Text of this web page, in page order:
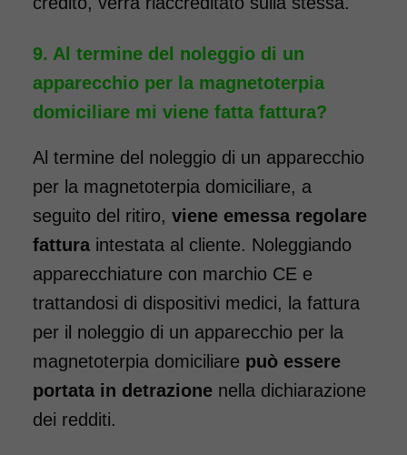
Al termine del noleggio di un
apparecchio per la magnetoterpia
domiciliare mi viene fatta fattura?
Al termine del noleggio di un apparecchio
per la magnetoterpia domiciliare, a
seguito del ritiro, viene emessa regolare
fattura intestata al cliente. Noleggiando
apparecchiature con marchio CE e
trattandosi di dispositivi medici, la fattura
per il noleggio di un apparecchio per la
magnetoterpia domiciliare può essere
portata in detrazione nella dichiarazione
dei redditi.